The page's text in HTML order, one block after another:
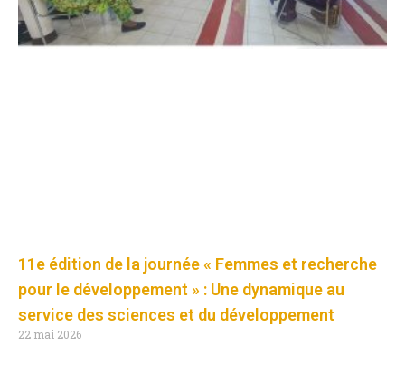
11e édition de la journée « Femmes et recherche
pour le développement » : Une dynamique au
service des sciences et du développement
22 mai 2026